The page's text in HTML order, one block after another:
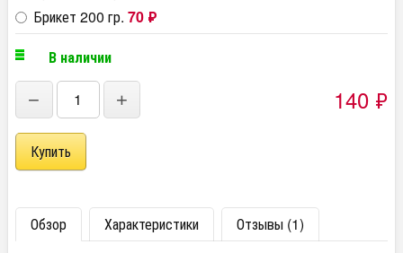
Брикет 200 гр. 70 ₽
В наличии
− + 140 ₽
Обзор Характеристики
Отзывы (1)